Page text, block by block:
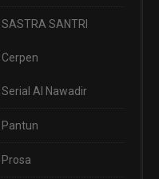
SASTRA SANTRI
Cerpen
Serial Al Nawadir
Pantun
Prosa